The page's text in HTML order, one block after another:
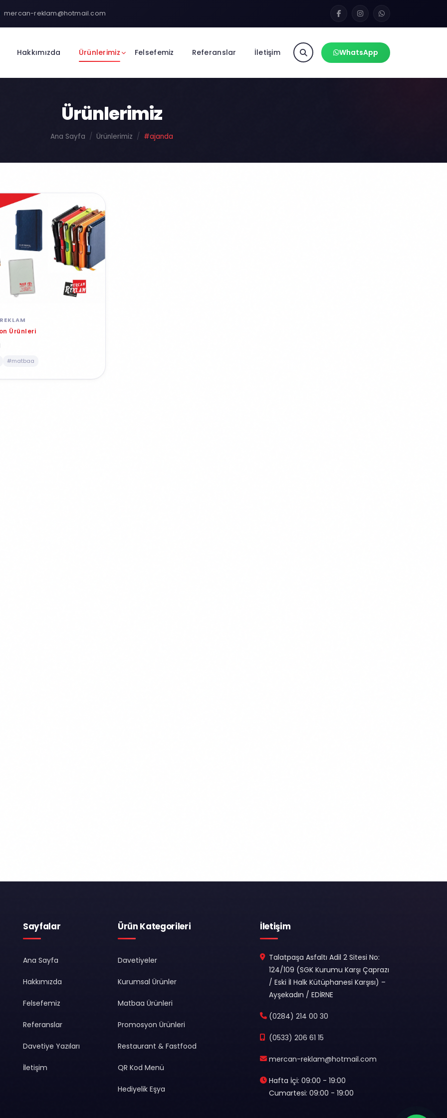
mercan-reklam@hotmail.com
Hakkımızda Ürünlerimiz Felsefemiz Referanslar İletişim WhatsApp
Ürünlerimiz
Ana Sayfa Ürünlerimiz #ajanda
Ürünleri
#matbaa
Sayfalar
Ana Sayfa
Hakkımızda
Felsefemiz
Referanslar
Davetiye Yazıları
İletişim
Ürün Kategorileri
Davetiyeler
Kurumsal Ürünler
Matbaa Ürünleri
Promosyon Ürünleri
Restaurant & Fastfood
QR Kod Menü
Hediyelik Eşya
İletişim
Talatpaşa Asfaltı Adil 2 Sitesi No:
124/109 (SGK Kurumu Karşı Çaprazı
/ Eski İl Halk Kütüphanesi Karşısı) –
Ayşekadın / EDİRNE
(0284) 214 00 30
(0533) 206 61 15
mercan-reklam@hotmail.com
Hafta İçi: 09:00 - 19:00
Cumartesi: 09:00 - 19:00